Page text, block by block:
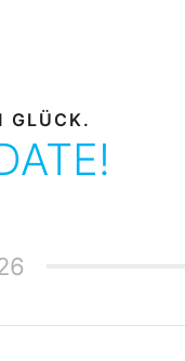
GLÜCK.